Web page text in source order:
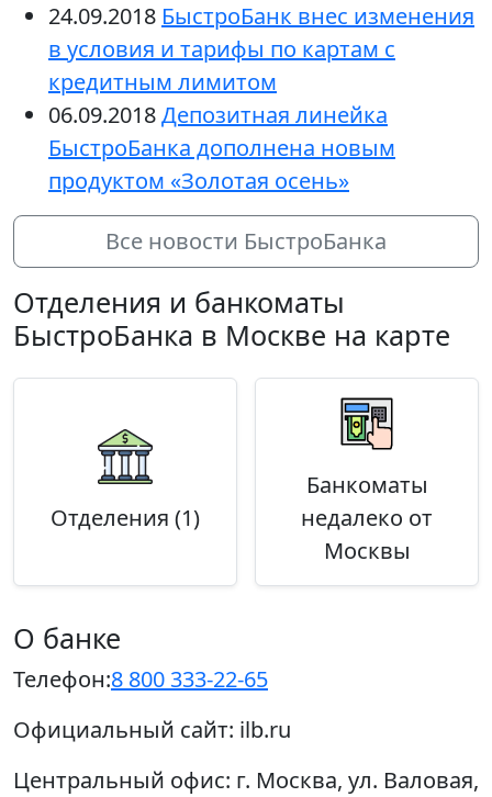
24.09.2018 ​БыстроБанк внес изменения
в условия и тарифы по картам с
кредитным лимитом
06.09.2018Депозитная линейка
БыстроБанка дополнена новым
продуктом «Золотая осень»
Все новости БыстроБанка
Отделения и банкоматы
БыстроБанка в Москве на карте
Отделения (1)
Банкоматы
недалеко от
Москвы
О банке
Телефон:8 800 333-22-65
Официальный сайт: ilb.ru
Центральный офис: г. Москва, ул. Валовая,